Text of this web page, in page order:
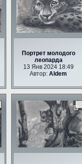
Портрет молодого
леопарда
13 Янв 2024 18:49
Автор:Aldem